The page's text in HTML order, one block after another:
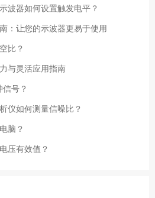
波器如何设置触发电平？
：让您的示波器更易于使用
比？
与灵活应用指南
号？
仪如何测量信噪比？
脑？
压有效值？